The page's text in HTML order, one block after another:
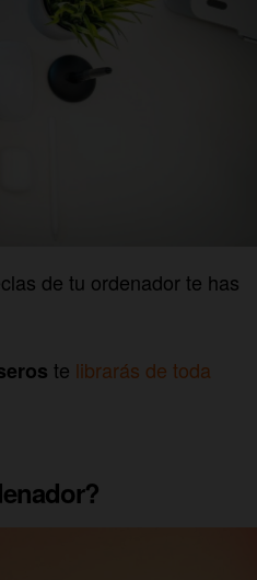
de tu ordenador te has
te librarás de toda